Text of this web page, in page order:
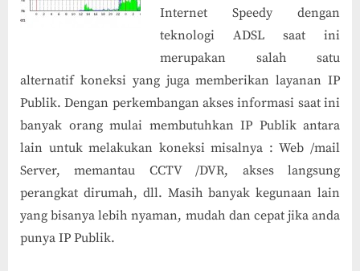
Internet Speedy dengan
teknologi ADSL saat ini
merupakan salah satu
alternatif koneksi yang juga memberikan layanan IP
Publik. Dengan perkembangan akses informasi saat ini
banyak orang mulai membutuhkan IP Publik antara
lain untuk melakukan koneksi misalnya : Web /mail
Server, memantau CCTV /DVR, akses langsung
perangkat dirumah, dll. Masih banyak kegunaan lain
yang bisanya lebih nyaman, mudah dan cepat jika anda
punya IP Publik.